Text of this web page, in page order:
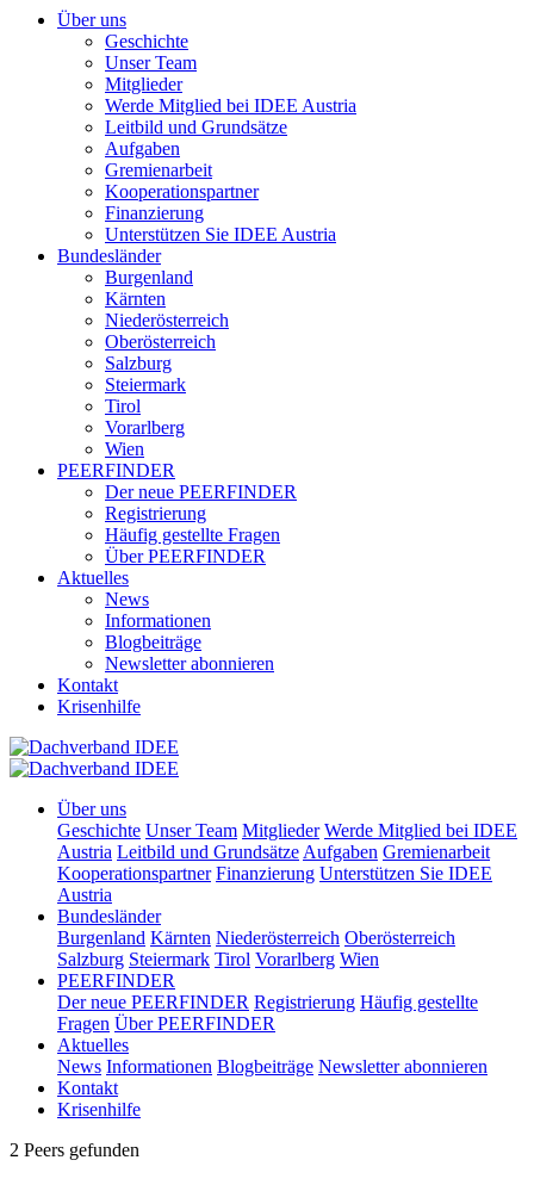
Über uns
Geschichte
Unser Team
Mitglieder
Werde Mitglied bei IDEE Austria
Leitbild und Grundsätze
Aufgaben
Gremienarbeit
Kooperationspartner
Finanzierung
Unterstützen Sie IDEE Austria
Bundesländer
Burgenland
Kärnten
Niederösterreich
Oberösterreich
Salzburg
Steiermark
Tirol
Vorarlberg
Wien
PEERFINDER
Der neue PEERFINDER
Registrierung
Häufig gestellte Fragen
Über PEERFINDER
Aktuelles
News
Informationen
Blogbeiträge
Newsletter abonnieren
Kontakt
Krisenhilfe
Über uns
Geschichte Unser Team Mitglieder Werde Mitglied bei IDEE
Austria Leitbild und Grundsätze Aufgaben Gremienarbeit
Kooperationspartner Finanzierung Unterstützen Sie IDEE
Austria
Bundesländer
Burgenland Kärnten Niederösterreich Oberösterreich
Salzburg Steiermark Tirol Vorarlberg Wien
PEERFINDER
Der neue PEERFINDER Registrierung Häufig gestellte
Fragen Über PEERFINDER
Aktuelles
News Informationen Blogbeiträge Newsletter abonnieren
Kontakt
Krisenhilfe
2 Peers gefunden